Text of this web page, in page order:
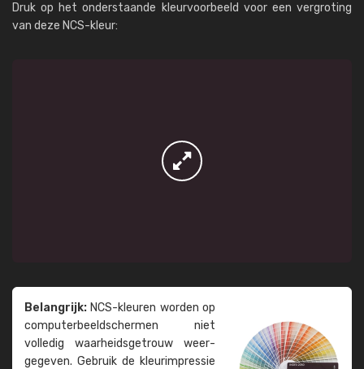
Druk op het onderstaande kleurvoorbeeld voor een vergroting
van deze NCS-kleur:
Belangrijk: NCS-kleuren worden op
computer­beeld­schermen niet
volledig waarheids­­getrouw weer­
gegeven. Gebruik de kleur­impressie